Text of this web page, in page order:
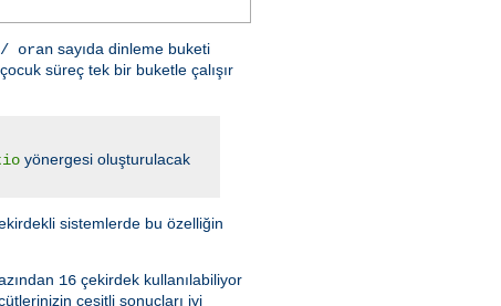
/ oran sayıda dinleme buketi
süreç tek bir buketle çalışır
yönergesi oluşturulacak
sistemlerde bu özelliğin
16 çekirdek kullanılabiliyor
çeşitli sonuçları iyi